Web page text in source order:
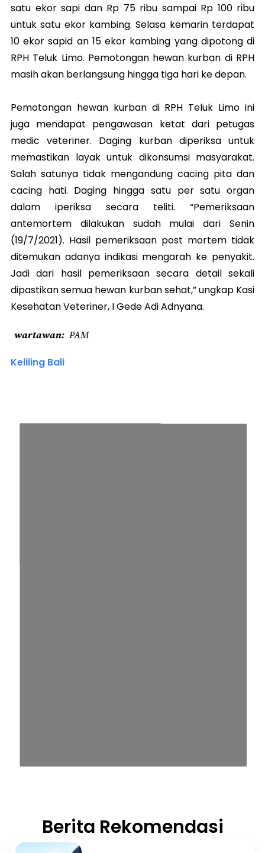
satu ekor sapi dan Rp 75 ribu sampai Rp 100 ribu
untuk satu ekor kambing. Selasa kemarin terdapat
10 ekor sapid an 15 ekor kambing yang dipotong di
RPH Teluk Limo. Pemotongan hewan kurban di RPH
masih akan berlangsung hingga tiga hari ke depan.
Pemotongan hewan kurban di RPH Teluk Limo ini
juga mendapat pengawasan ketat dari petugas
medic veteriner. Daging kurban diperiksa untuk
memastikan layak untuk dikonsumsi masyarakat.
Salah satunya tidak mengandung cacing pita dan
cacing hati. Daging hingga satu per satu organ
dalam iperiksa secara teliti. “Pemeriksaan
antemortem dilakukan sudah mulai dari Senin
(19/7/2021). Hasil pemeriksaan post mortem tidak
ditemukan adanya indikasi mengarah ke penyakit.
Jadi dari hasil pemeriksaan secara detail sekali
dipastikan semua hewan kurban sehat,” ungkap Kasi
Kesehatan Veteriner, I Gede Adi Adnyana.
wartawan PAM
Keliling Bali
Berita Rekomendasi